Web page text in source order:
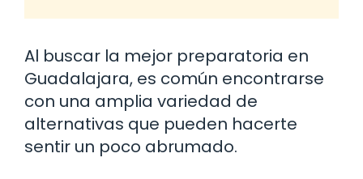
Al buscar la mejor preparatoria en
Guadalajara, es común encontrarse
con una amplia variedad de
alternativas que pueden hacerte
sentir un poco abrumado.